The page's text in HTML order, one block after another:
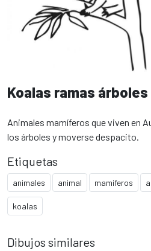
Koalas ramas árboles
Animales mamíferos que viven en
los árboles y moverse despacito.
Etiquetas
animales animal mamiferos
koalas
Dibujos similares